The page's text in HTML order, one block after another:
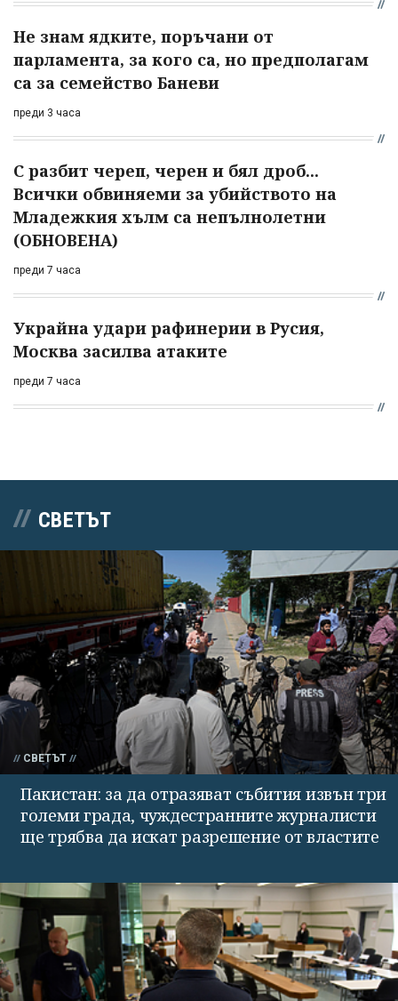
Не знам ядките, поръчани от
парламента, за кого са, но предполагам
са за семейство Баневи
преди 3 часа
С разбит череп, черен и бял дроб...
Всички обвиняеми за убийството на
Младежкия хълм са непълнолетни
(ОБНОВЕНА)
преди 7 часа
Украйна удари рафинерии в Русия,
Москва засилва атаките
преди 7 часа
СВЕТЪТ
СВЕТЪТ
Пакистан: за да отразяват събития извън три
големи града, чуждестранните журналисти
ще трябва да искат разрешение от властите